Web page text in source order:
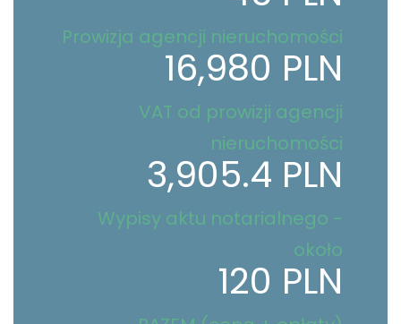
Prowizja agencji nieruchomości
16,980 PLN
VAT od prowizji agencji
nieruchomości
3,905.4 PLN
Wypisy aktu notarialnego -
około
120 PLN